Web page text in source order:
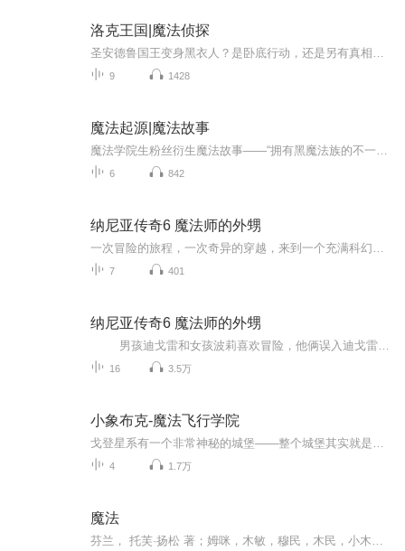
洛克王国|魔法侦探
9 1428
魔法起源|魔法故事
6 842
纳尼亚传奇6 魔法师的外甥
7 401
纳尼亚传奇6 魔法师的外甥
16 3.5万
小象布克-魔法飞行学院
4 1.7万
魔法